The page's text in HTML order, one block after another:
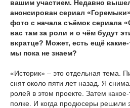
вашим участием. Недавно
анонсирован сериал
фото с начала съёмок сериала
вас там за роли и о чём будут
вкратце? Может, есть ещё
мы пока не знаем?
«Историк» – это отдельная тема.
снят около пяти лет назад. Я
ролей в этом проекте. Затем
полке. И когда продюсеры решили